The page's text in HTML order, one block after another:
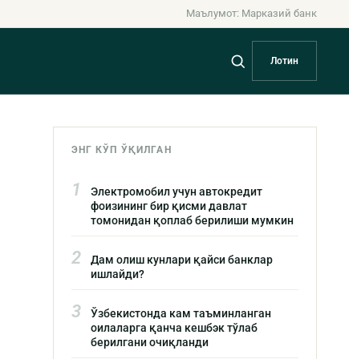
Маълумот: Марказий банк
Лотин
ЭНГ КЎП ЎҚИЛГАН
1
Электромобил учун автокредит
фоизининг бир қисми давлат
томонидан қоплаб берилиши мумкин
2
Дам олиш кунлари қайси банклар
ишлайди?
3
Ўзбекистонда кам таъминланган
оилаларга қанча кешбэк тўлаб
берилгани очиқланди